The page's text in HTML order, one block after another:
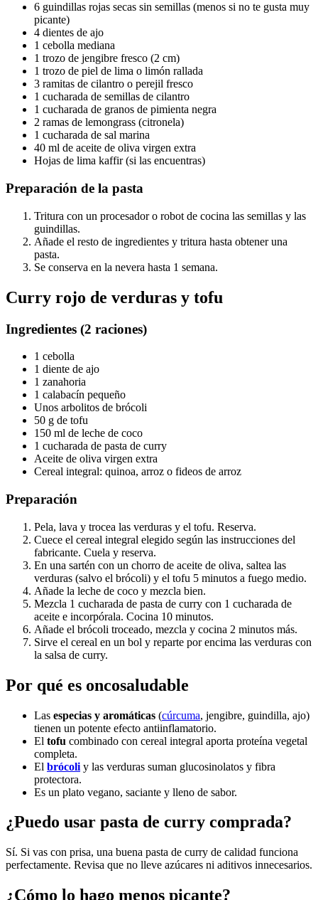
6 guindillas rojas secas sin semillas (menos si no te gusta muy
picante)
4 dientes de ajo
1 cebolla mediana
1 trozo de jengibre fresco (2 cm)
1 trozo de piel de lima o limón rallada
3 ramitas de cilantro o perejil fresco
1 cucharada de semillas de cilantro
1 cucharada de granos de pimienta negra
2 ramas de lemongrass (citronela)
1 cucharada de sal marina
40 ml de aceite de oliva virgen extra
Hojas de lima kaffir (si las encuentras)
Preparación de la pasta
Tritura con un procesador o robot de cocina las semillas y las
guindillas.
Añade el resto de ingredientes y tritura hasta obtener una
pasta.
Se conserva en la nevera hasta 1 semana.
Curry rojo de verduras y tofu
Ingredientes (2 raciones)
1 cebolla
1 diente de ajo
1 zanahoria
1 calabacín pequeño
Unos arbolitos de brócoli
50 g de tofu
150 ml de leche de coco
1 cucharada de pasta de curry
Aceite de oliva virgen extra
Cereal integral: quinoa, arroz o fideos de arroz
Preparación
Pela, lava y trocea las verduras y el tofu. Reserva.
Cuece el cereal integral elegido según las instrucciones del
fabricante. Cuela y reserva.
En una sartén con un chorro de aceite de oliva, saltea las
verduras (salvo el brócoli) y el tofu 5 minutos a fuego medio.
Añade la leche de coco y mezcla bien.
Mezcla 1 cucharada de pasta de curry con 1 cucharada de
aceite e incorpórala. Cocina 10 minutos.
Añade el brócoli troceado, mezcla y cocina 2 minutos más.
Sirve el cereal en un bol y reparte por encima las verduras con
la salsa de curry.
Por qué es oncosaludable
Las especias y aromáticas (cúrcuma, jengibre, guindilla, ajo)
tienen un potente efecto antiinflamatorio.
El tofu combinado con cereal integral aporta proteína vegetal
completa.
El brócoli y las verduras suman glucosinolatos y fibra
protectora.
Es un plato vegano, saciante y lleno de sabor.
¿Puedo usar pasta de curry comprada?
Sí. Si vas con prisa, una buena pasta de curry de calidad funciona
perfectamente. Revisa que no lleve azúcares ni aditivos innecesarios.
¿Cómo lo hago menos picante?